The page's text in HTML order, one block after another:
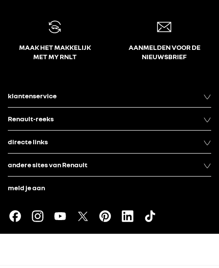
MAAK HET MAKKELIJK
MET MY RNLT
AANMELDEN VOOR DE
NIEUWSBRIEF
klantenservice
Renault-reeks
directe links
andere sites van Renault
meld je aan